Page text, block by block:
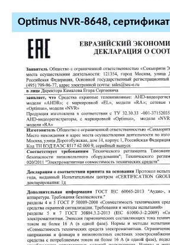
Optimus NVR-8648, сертификат